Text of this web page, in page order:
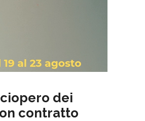
dei
contratto